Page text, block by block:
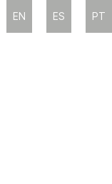
EN ES PT